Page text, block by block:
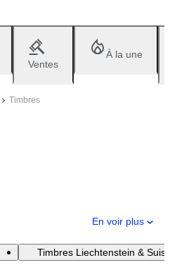
Ventes
À la une
Timbres
En voir plus
Timbres Liechtenstein &